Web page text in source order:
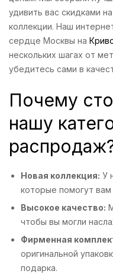
удивить вас скидками
коллекции. Наш
сердце Москвы на
нескольких шагах от
убедитесь сами в
Почему
нашу
Новая коллекция: У
которые помогут
Высокое качество:
чтобы вы могли
Фирменная
оригинальной
подарка.